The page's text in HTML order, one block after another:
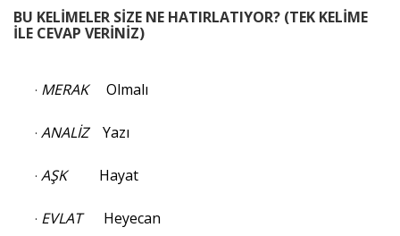
BU KELİMELER SİZE NE HATIRLATIYOR? (TEK KELİME
İLE CEVAP VERİNİZ)
· MERAKOlmalı
· ANALİZYazı
· AŞKHayat
· EVLATHeyecan